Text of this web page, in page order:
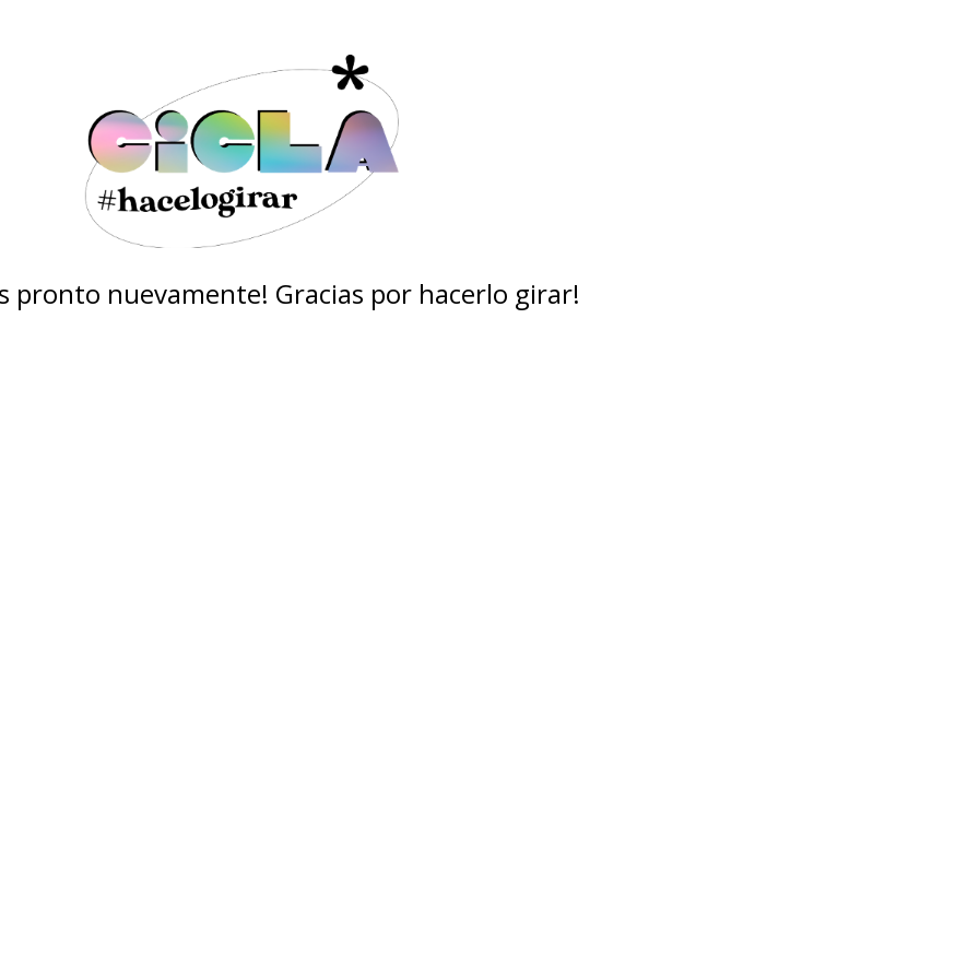
pronto nuevamente! Gracias por hacerlo girar!